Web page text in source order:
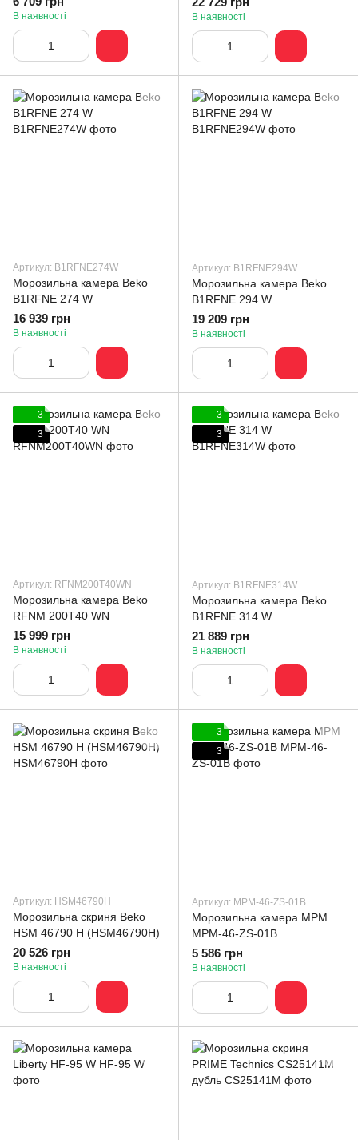
В наявності В наявності
Артикул: B1RFNE274W
Морозильна камера Beko
B1RFNE 274 W
16 939 грн
В наявності
Артикул: B1RFNE294W
Морозильна камера Beko
B1RFNE 294 W
19 209 грн
В наявності
3
3
Артикул: RFNM200T40WN
Морозильна камера Beko
RFNM 200T40 WN
15 999 грн
В наявності
3
3
Артикул: B1RFNE314W
Морозильна камера Beko
B1RFNE 314 W
21 889 грн
В наявності
Артикул: HSM46790H
Морозильна скриня Beko
HSM 46790 H (HSM46790H)
20 526 грн
В наявності
3
3
Артикул: MPM-46-ZS-01B
Морозильна камера MPM
MPM-46-ZS-01B
5 586 грн
В наявності